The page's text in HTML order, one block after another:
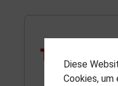
Diese
Cookies,